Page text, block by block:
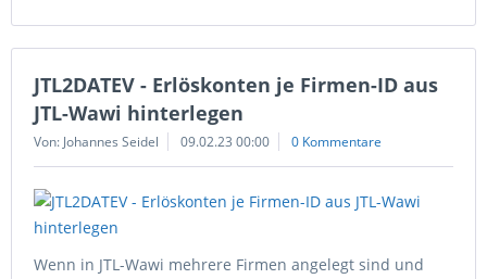
JTL2DATEV - Erlöskonten je Firmen-ID aus
JTL-Wawi hinterlegen
Von: Johannes Seidel 09.02.23 00:00 0 Kommentare
Wenn in JTL-Wawi mehrere Firmen angelegt sind und